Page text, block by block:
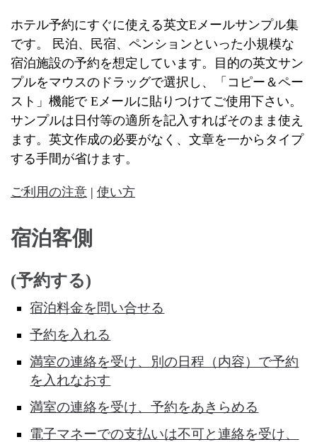
ホテル予約にすぐに使える英文Eメールサンプル集
です。 民泊、民宿、ペンションといった小規模な
宿泊施設の予約を想定しています。目的の英文サン
プルをマウスのドラッグで選択し、「コピー＆ペー
スト」機能で Eメールに貼りつけてご使用下さい。
サンプルは日付等の適所を記入すればそのまま使え
ます。英文作成の必要がなく、文章を一からタイプ
する手間が省けます。
ご利用の注意 | 使い方
宿泊客側
(予約する)
宿泊料金を問い合せる
予約を入れる
満室の連絡を受け、別の日程（内容）で予約
を入れなおす
満室の連絡を受け、予約をあきらめる
電子マネーでの支払いは不可と連絡を受け、